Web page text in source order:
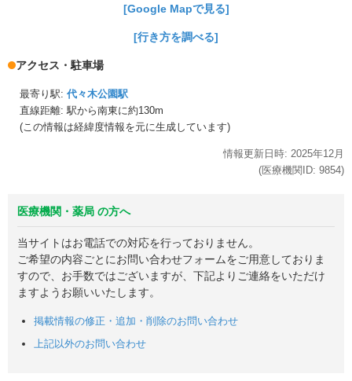
[Google Mapで見る]
[行き方を調べる]
アクセス・駐車場
最寄り駅: 代々木公園駅
直線距離: 駅から南東に約130m
(この情報は経緯度情報を元に生成しています)
情報更新日時: 2025年12月
(医療機関ID: 9854)
医療機関・薬局 の方へ
当サイトはお電話での対応を行っておりません。
ご希望の内容ごとにお問い合わせフォームをご用意しておりま
すので、お手数ではございますが、下記よりご連絡をいただけ
ますようお願いいたします。
掲載情報の修正・追加・削除のお問い合わせ
上記以外のお問い合わせ